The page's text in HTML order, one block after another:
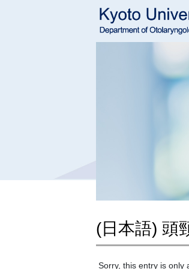
(日本語) 頭
Sorry, this entry is only